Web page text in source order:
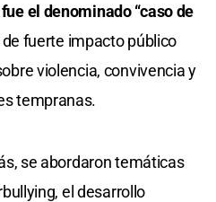
el denominado “caso de
de fuerte impacto público
violencia, convivencia y
tempranas.
se abordaron temáticas
el desarrollo